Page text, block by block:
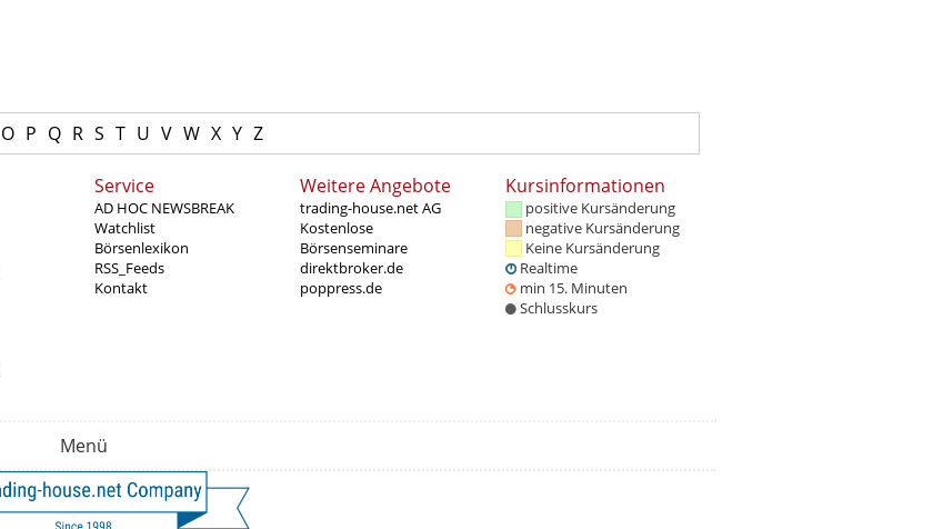
O P Q R S T U V W X Y Z
Service
AD HOC NEWSBREAK
Watchlist
Börsenlexikon
RSS_Feeds
Kontakt
Weitere Angebote
trading-house.net AG
Kostenlose
Börsenseminare
direktbroker.de
poppress.de
Kursinformationen
positive Kursänderung
negative Kursänderung
Keine Kursänderung
Realtime
min 15. Minuten
Schlusskurs
Menü